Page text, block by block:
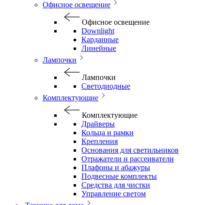
Офисное освещение
Офисное освещение
Downlight
Карданные
Линейные
Лампочки
Лампочки
Светодиодные
Комплектующие
Комплектующие
Драйверы
Кольца и рамки
Крепления
Основания для светильников
Отражатели и рассеиватели
Плафоны и абажуры
Подвесные комплекты
Средства для чистки
Управление светом